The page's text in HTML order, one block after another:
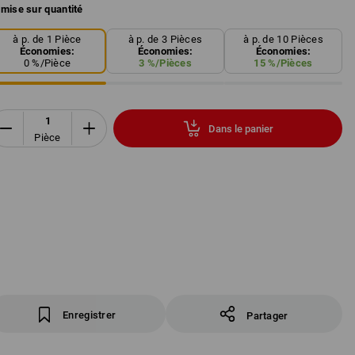
sur quantité
à p. de 1 Pièce
Économies:
0%/Pièce
à p. de 3 Pièces
Économies:
3 %/Pièces
à p. de 10 Pièces
Économies:
15%/Pièces
Pièce
Dans le panier
Enregistrer Partager